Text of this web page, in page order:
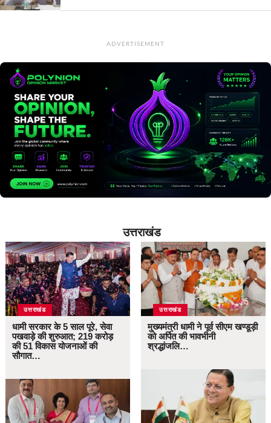
ADVERTISEMENT
उत्तराखंड
उत्तराखंड
धामी सरकार के 5 साल पूरे, सेवा
पखवाड़े की शुरुआत; 219 करोड़
की 51 विकास योजनाओं की
सौगात…
उत्तराखंड
मुख्यमंत्री धामी ने पूर्व सीएम खण्डूड़ी
को अर्पित की भावभीनी
श्रद्धांजलि…